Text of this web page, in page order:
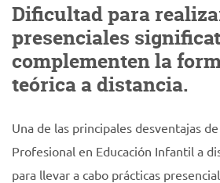
Dificultad para
presenciales
complementen la
teórica a distancia.
Una de las principales desventajas
Profesional en Educación Infantil a
para llevar a cabo prácticas